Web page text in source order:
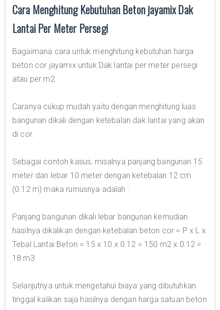
Cara Menghitung Kebutuhan Beton jayamix Dak
Lantai Per Meter Persegi
Bagaimana cara untuk menghitung kebutuhan harga
beton cor jayamix untuk Dak lantai per meter persegi
atau per m2
Caranya cukup mudah yaitu dengan menghitung luas
bangunan dikali dengan ketebalan dak lantai yang akan
di cor.
Sebagai contoh kasus, misalnya panjang bangunan 15
meter dan lebar 10 meter dengan ketebalan 12 cm
(0.12 m) maka rumusnya adalah :
Panjang bangunan dikali lebar bangunan kemudian
hasilnya dikalikan dengan ketebalan beton cor = P x L x
Tebal Lantai Beton = 15 x 10 x 0.12 = 150 m2 x 0.12 =
18 m3
Selanjutnya untuk mengetahui biaya yang dibutuhkan
tinggal kalikan saja hasilnya dengan harga satuan beton